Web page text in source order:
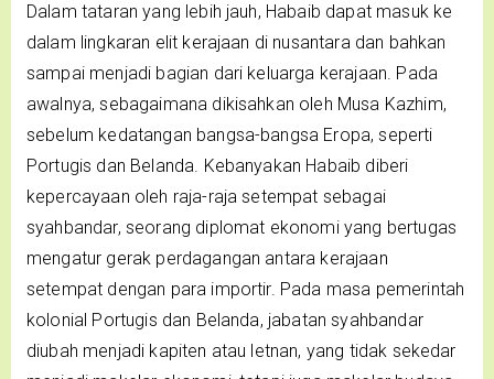
Dalam tataran yang lebih jauh, Habaib dapat masuk ke
dalam lingkaran elit kerajaan di nusantara dan bahkan
sampai menjadi bagian dari keluarga kerajaan. Pada
awalnya, sebagaimana dikisahkan oleh Musa Kazhim,
sebelum kedatangan bangsa-bangsa Eropa, seperti
Portugis dan Belanda. Kebanyakan Habaib diberi
kepercayaan oleh raja-raja setempat sebagai
syahbandar, seorang diplomat ekonomi yang bertugas
mengatur gerak perdagangan antara kerajaan
setempat dengan para importir. Pada masa pemerintah
kolonial Portugis dan Belanda, jabatan syahbandar
diubah menjadi kapiten atau letnan, yang tidak sekedar